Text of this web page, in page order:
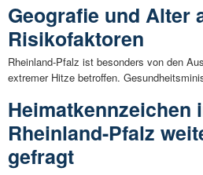
Geografie und Alter
Risikofaktoren
Rheinland-Pfalz ist besonders von den
extremer Hitze betroffen.
Heimatkennzeichen
Rheinland-Pfalz
gefragt